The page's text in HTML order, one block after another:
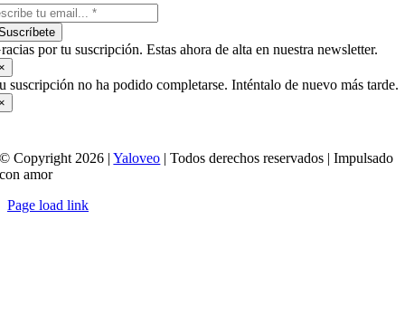
por tu suscripción. Estas ahora de alta en nuestra newsletter.
suscripción no ha podido completarse. Inténtalo de nuevo más tarde.
© Copyright 2026 |Yaloveo | Todos derechos reservados | Impulsado
con amor
Page load link